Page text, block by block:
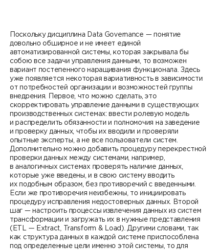
Поскольку дисциплина Data Governance — понятие
довольно обширное и не имеет единой
автоматизированной системы, которая закрывала бы
собою все задачи управления данными, то возможен
вариант постепенного наращивания функционала. Здесь
уже появляется некоторая вариативность в зависимости
от потребностей организации и возможностей группы
внедрения. Первое, что можно сделать, это
скорректировать управление данными в существующих
производственных системах: ввести ролевую модель
и распределить обязанности и полномочия на заведение
и проверку данных, чтобы их вводили и проверяли
опытные эксперты, а не все пользователи систем.
Дополнительно можно добавить процедуру перекрестной
проверки данных между системами, например,
в аналогичных системах проверять наличие данных,
которые уже введены, и в свою систему вводить
их подобным образом, без противоречий с введенными.
Если же противоречия неизбежны, то инициировать
процедуру исправления недостоверных данных. Второй
шаг — настроить процессы извлечения данных из систем
трансформации и загружать их в нужные представления
(ETL — Extract, Transform & Load). Другими словами, так
как структура данных в каждой системе приспособлена
под определенные цели именно этой системы, то для